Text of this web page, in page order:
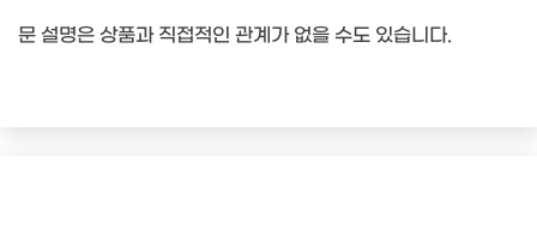
문 설명은 상품과 직접적인 관계가 없을 수도 있습니다.